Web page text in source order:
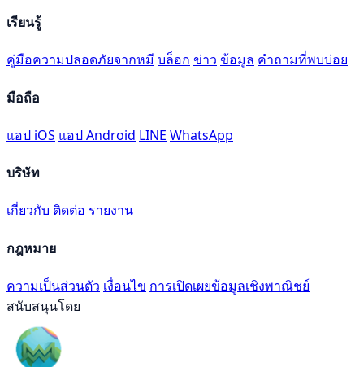
เรียนรู้
คู่มือความปลอดภัยจากหมี บล็อก ข่าว ข้อมูล คำถามที่พบบ่อย
มือถือ
แอป iOS แอป Android LINE WhatsApp
บริษัท
เกี่ยวกับ ติดต่อ รายงาน
กฎหมาย
ความเป็นส่วนตัว เงื่อนไข การเปิดเผยข้อมูลเชิงพาณิชย์
สนับสนุนโดย